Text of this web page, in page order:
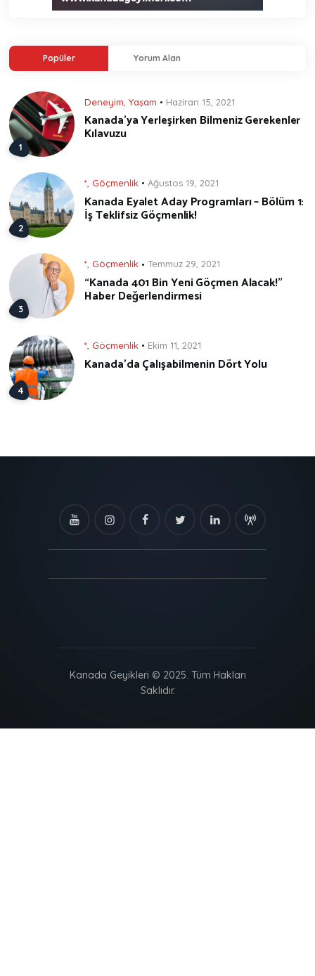
Popüler Yorum Alan
Deneyim ,Yaşam Haziran 15, 2021
Kanada’ya Yerleşirken Bilmeniz Gerekenler
Kılavuzu
* Göçmenlik Ağustos 19, 2021
Kanada Eyalet Aday Programları – Bölüm 1:
İş Teklifsiz Göçmenlik!
*, Göçmenlik Temmuz 29, 2021
“Kanada 401 Bin Yeni Göçmen Alacak!”
Haber Değerlendirmesi
* Göçmenlik Ekim 11, 2021
Kanada’da Çalışabilmenin Dört Yolu
Kanada Geyikleri © 2025. Tüm Hakları
Saklıdır.